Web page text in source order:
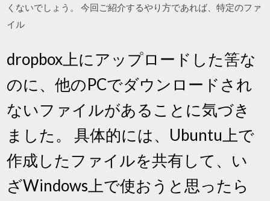
くないでしょう。 今回ご紹介するやり方であれば、特定のファ
イル
dropbox上にアップロードした筈な
のに、他のPCでダウンロードされ
ないファイルがあることに気づき
ました。 具体的には、Ubuntu上で
作成したファイルを共有して、い
ざWindows上で使おうと思ったら